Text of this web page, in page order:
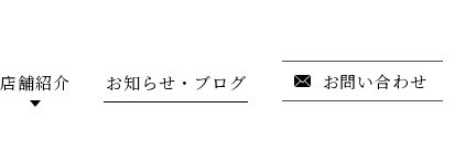
店舗紹介 お知らせ・ブログ お問い合わせ